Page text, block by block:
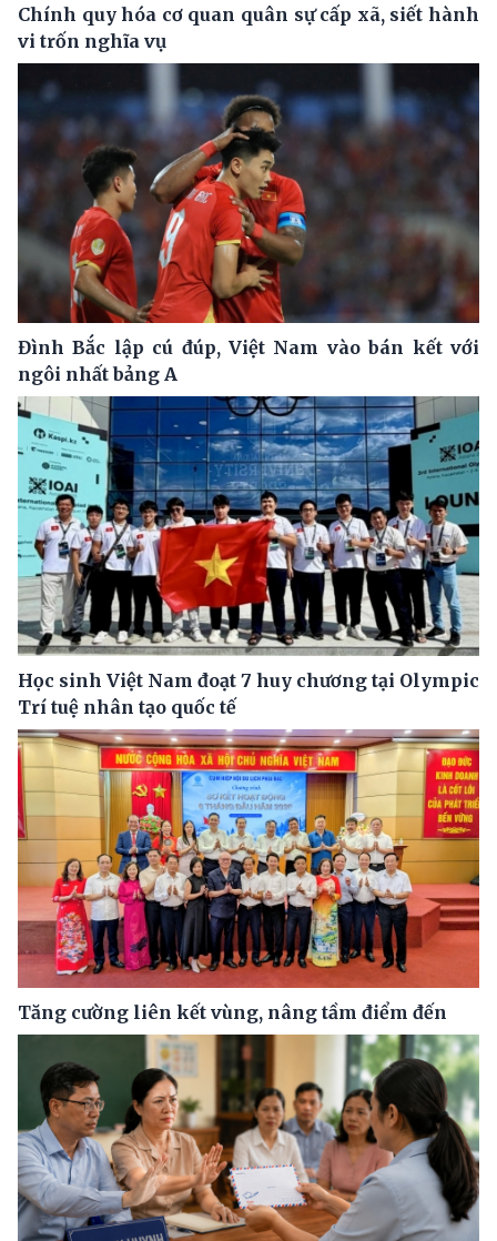
Chính quy hóa cơ quan quân sự cấp xã, siết hành
vi trốn nghĩa vụ
Đình Bắc lập cú đúp, Việt Nam vào bán kết với
ngôi nhất bảng A
Học sinh Việt Nam đoạt 7 huy chương tại Olympic
Trí tuệ nhân tạo quốc tế
Tăng cường liên kết vùng, nâng tầm điểm đến